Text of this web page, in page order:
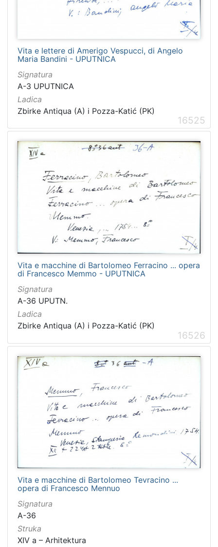
Vita e lettere di Amerigo Vespucci, di Angelo
Maria Bandini - UPUTNICA
Signatura
A-3 UPUTNICA
Ladica
Zbirke Antiqua (A) i Pozza-Katić (PK)
16525
Vita e macchine di Bartolomeo Ferracino ... opera
di Francesco Memmo - UPUTNICA
Signatura
A-36 UPUTN.
Ladica
Zbirke Antiqua (A) i Pozza-Katić (PK)
16526
Vita e macchine di Bartolomeo Tevracino ...
opera di Francesco Mennuo
Signatura
A-36
Struka
XIV a – Arhitektura